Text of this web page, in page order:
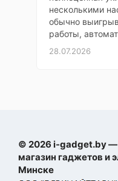
момент
Мария
Честно,
несколькими
обычно
работы,
28.07.2026
© 2026 i-gadget.by —
магазин гаджетов и
Минске